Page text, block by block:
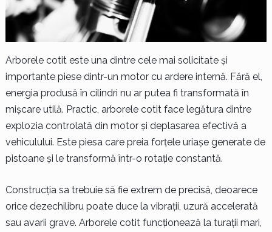
Arborele cotit este una dintre cele mai solicitate și
importante piese dintr-un motor cu ardere internă. Fără el,
energia produsă în cilindri nu ar putea fi transformată în
mișcare utilă. Practic, arborele cotit face legătura dintre
explozia controlată din motor și deplasarea efectivă a
vehiculului. Este piesa care preia forțele uriașe generate de
pistoane și le transformă într-o rotație constantă.
Construcția sa trebuie să fie extrem de precisă, deoarece
orice dezechilibru poate duce la vibrații, uzură accelerată
sau avarii grave. Arborele cotit funcționează la turații mari,